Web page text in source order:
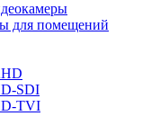
для помещений
SDI
TVI